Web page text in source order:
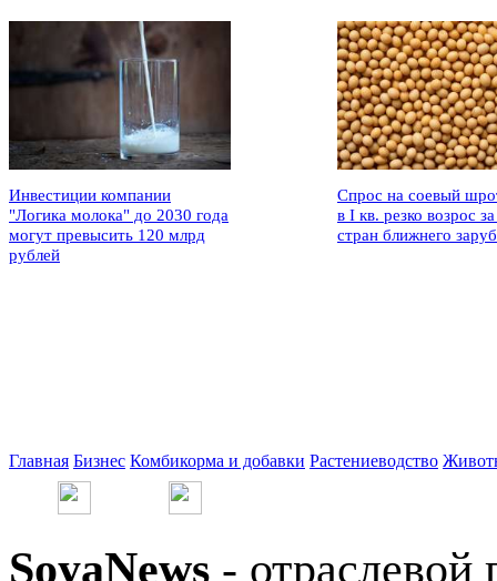
Инвестиции компании
"Логика молока" до 2030 года
могут превысить 120 млрд
рублей
Спрос на соевый
в I кв. резко возрос
стран ближнего
Главная Бизнес Комбикорма и добавки Растениеводство
SoyaNews - отраслевой